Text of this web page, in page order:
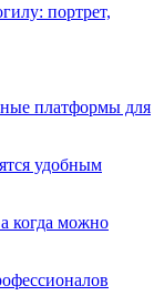
портрет,
платформы для
удобным
когда можно